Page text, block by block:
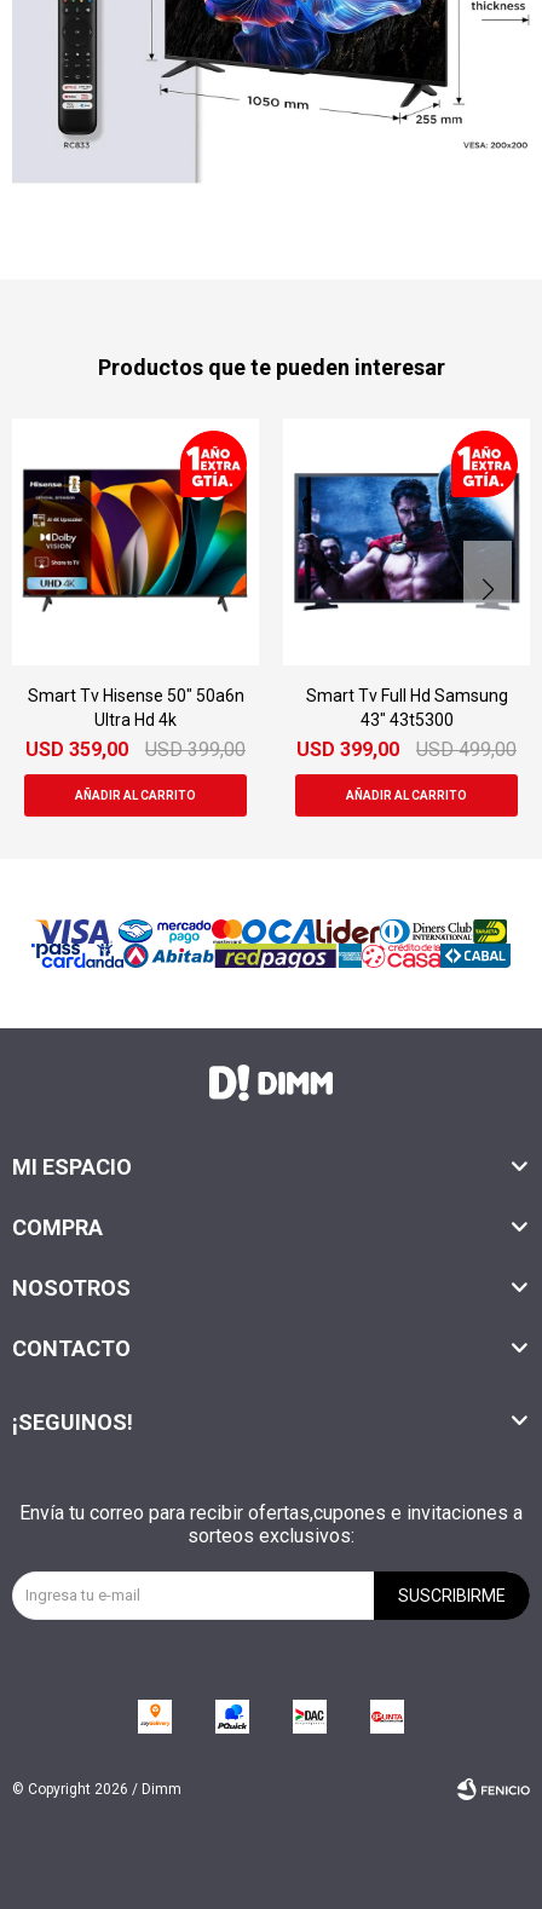
Productos que te pueden interesar
Tv Hisense 50" 50a6n
Ultra Hd 4k
359,00 USD 399,00
Smart Tv Full Hd Samsung
43" 43t5300
USD 399,00 USD 499,00
MI ESPACIO
COMPRA
NOSOTROS
CONTACTO
Envía tu correo para recibir ofertas,cupones e invitaciones a
sorteos exclusivos:
SUSCRIBIRME
¡SEGUINOS!
© Copyright 2026 / Dimm